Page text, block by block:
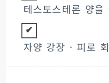
테스토스테론 양
✔︎
자양 강장 · 피로